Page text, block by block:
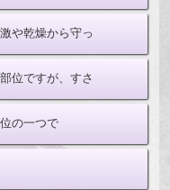
や乾燥から守っ
位ですが、すさ
の一つで